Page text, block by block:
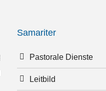
Samariter
Pastorale Dienste
Leitbild